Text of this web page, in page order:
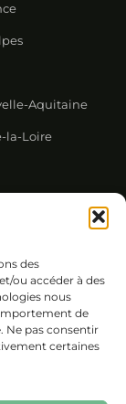
des
ou accéder à des
nous
de
Ne pas consentir
certaines
Aquitaine
la-Loire